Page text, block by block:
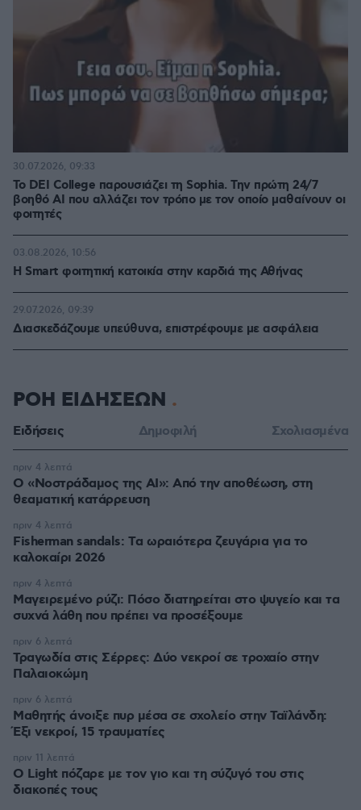
Το DEI College παρουσιάζει τη Sophia. Την πρώτη 24/7
βοηθό AI που αλλάζει τον τρόπο με τον οποίο μαθαίνουν οι
φοιτητές
30.07.2026, 09:33
Η Smart φοιτητική κατοικία στην καρδιά της Αθήνας
03.08.2026, 10:56
Διασκεδάζουμε υπεύθυνα, επιστρέφουμε με ασφάλεια
29.07.2026, 09:39
ΡΟΗ ΕΙΔΗΣΕΩΝ
Ειδήσεις Δημοφιλή Σχολιασμένα
Ο «Νοστράδαμος της AI»: Από την αποθέωση, στη
θεαματική κατάρρευση
πριν 4 λεπτά
Fisherman sandals: Tα ωραιότερα ζευγάρια για το
καλοκαίρι 2026
πριν 4 λεπτά
Μαγειρεμένο ρύζι: Πόσο διατηρείται στο ψυγείο και τα
συχνά λάθη που πρέπει να προσέξουμε
πριν 4 λεπτά
Τραγωδία στις Σέρρες: Δύο νεκροί σε τροχαίο στην
Παλαιοκώμη
πριν 6 λεπτά
Μαθητής άνοιξε πυρ μέσα σε σχολείο στην Ταϊλάνδη:
Έξι νεκροί, 15 τραυματίες
πριν 6 λεπτά
Ο Light πόζαρε με τον γιο και τη σύζυγό του στις
διακοπές τους
πριν 11 λεπτά